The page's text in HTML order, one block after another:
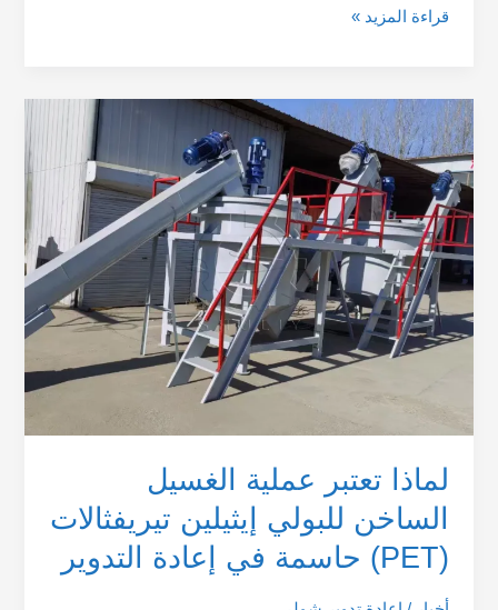
قراءة المزيد »
لماذا تعتبر عملية الغسيل
الساخن للبولي إيثيلين تيريفثالات
(PET) حاسمة في إعادة التدوير
لماذا
تعتبر
عملية
الغسيل
الساخن
للبولي
إيثيلين
تيريفثالات
(PET)
حاسمة